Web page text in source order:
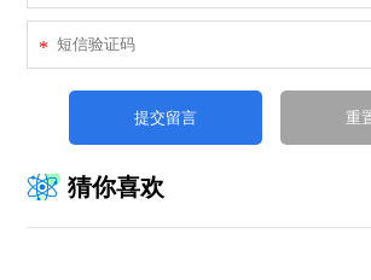
*
猜你喜欢